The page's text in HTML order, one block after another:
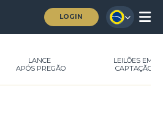
LOGIN
LANCE
APÓS PREGÃO
LEILÕES EM
CAPTAÇÃO